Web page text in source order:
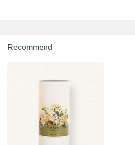
Recommend